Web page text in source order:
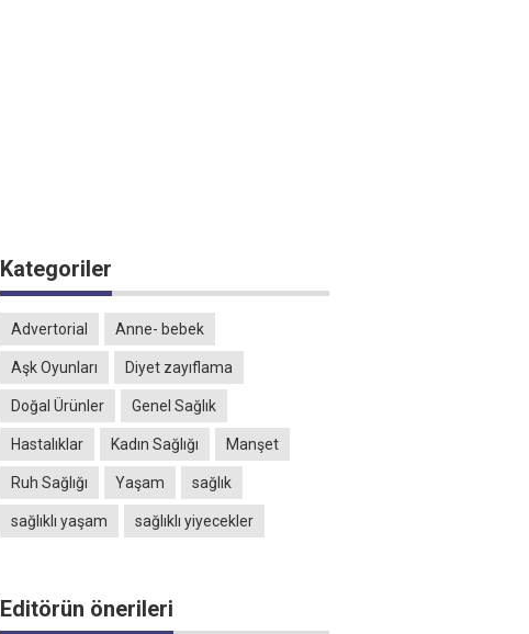
Kategoriler
Advertorial Anne- bebek
Aşk Oyunları Diyet zayıflama
Doğal Ürünler Genel Sağlık
Hastalıklar Kadın Sağlığı Manşet
Ruh Sağlığı Yaşam sağlık
sağlıklı yaşam sağlıklı yiyecekler
Editörün önerileri